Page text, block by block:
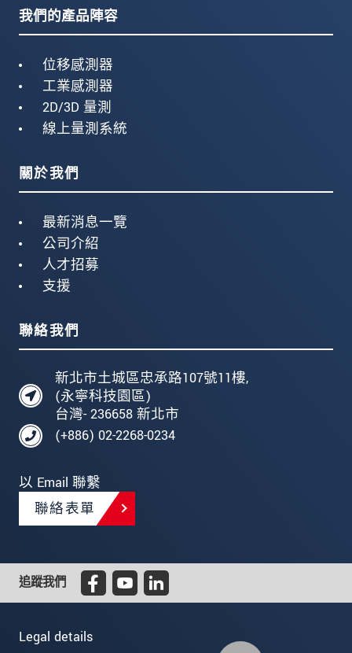
我們的產品陣容
位移感測器
工業感測器
2D/3D 量測
線上量測系統
關於我們
最新消息一覽
公司介紹
人才招募
支援
聯絡我們
新北市土城區忠承路107號11樓,
(永寧科技園區)
台灣- 236658 新北市
(+886) 02-2268-0234
以 Email 聯繫
聯絡表單
追蹤我們
Legal details